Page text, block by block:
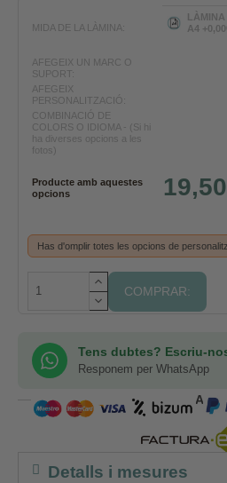
MIDA DE LA LÀMINA:
LÀMINA
A4
AFEGEIX UN MARC O
SUPORT:
AFEGEIX
PERSONALITZACIÓ:
COMBINACIÓ DE
COLORS O IDIOMA - (Si hi
ha diverses opcions a les
fotos)
Producte amb aquestes
opcions
Has d'omplir totes les opcions de
COMPRAR:
Tens dubtes? Escriu-
Responem per WhatsApp
COMPRA
Detalls i mesures